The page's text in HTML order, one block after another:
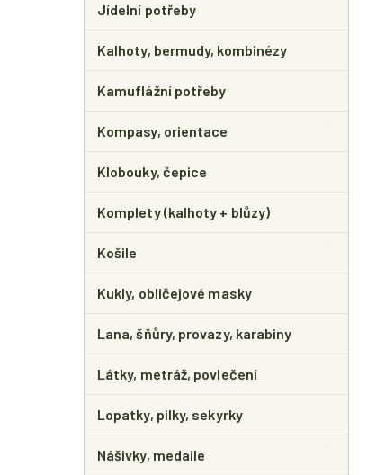
Jídelní potřeby
Kalhoty, bermudy, kombinézy
Kamuflážní potřeby
Kompasy, orientace
Klobouky, čepice
Komplety (kalhoty + blůzy)
Košile
Kukly, obličejové masky
Lana, šňůry, provazy, karabiny
Látky, metráž, povlečení
Lopatky, pilky, sekyrky
Nášivky, medaile